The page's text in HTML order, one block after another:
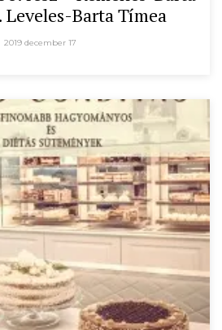
Leveles-Barta Tímea
2019 december 17